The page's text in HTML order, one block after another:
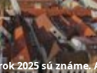
2025 sú známe.